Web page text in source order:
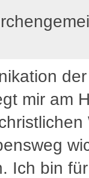
mir am
Ich bin